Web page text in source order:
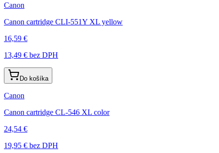
Canon
Canon cartridge CLI-551Y XL yellow
16,59 €
13,49 € bez DPH
Do košíka
Canon
Canon cartridge CL-546 XL color
24,54 €
19,95 € bez DPH